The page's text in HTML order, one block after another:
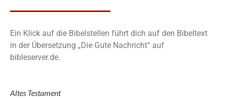
Ein Klick auf die Bibelstellen führt dich auf den Bibeltext
in der Übersetzung „Die Gute Nachricht“ auf
bibleserver.de.
Altes Testament